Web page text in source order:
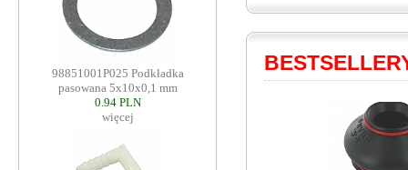
98851001P025 Podkładka
pasowana 5x10x0,1 mm
0.94 PLN
więcej